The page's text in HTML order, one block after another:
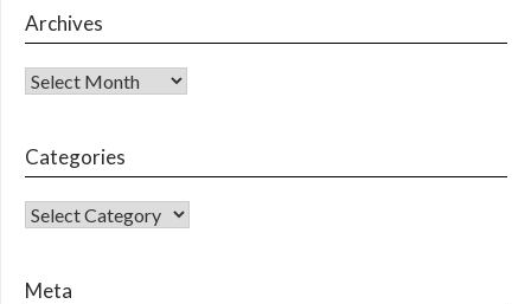
Archives
Archives
Categories
CATEGORIES
Meta